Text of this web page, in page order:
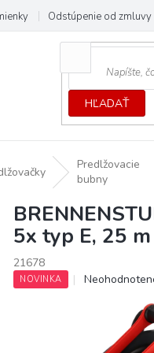
Odstúpenie od zmluvy
HĽADAŤ
Predlžovacie
bubny
5x typ E, 25
21678
NOVINKA
Priemerné